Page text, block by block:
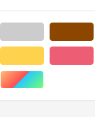
系
ゴールド/金色系マルチカラー